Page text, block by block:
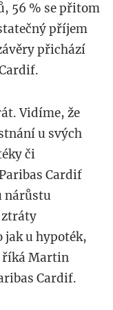
56 % se přitom
příjem
přichází
Vidíme, že
u svých
či
Cardif
nárůstu
ztráty
jak u hypoték,
říká Martin
Cardif.